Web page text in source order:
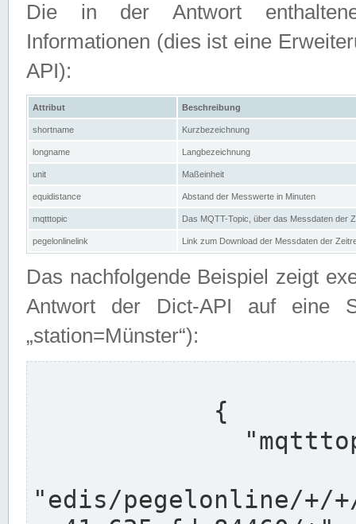
Die in der Antwort
Informationen (dies ist eine
API):
Attribut Beschreibung
shortname Kurzbezeichnung
longname Langbezeichnung
unit Maßeinheit
equidistance Abstand der Messwerte in Minuten
mqtttopic Das MQTT-Topic, über das Messdaten der
pegelonlinelink Link zum Download der Messdaten der
Das nachfolgende Beispiel zeigt
Antwort der Dict-API auf eine
„station=Münster“):
"edis/pegelonline/+/